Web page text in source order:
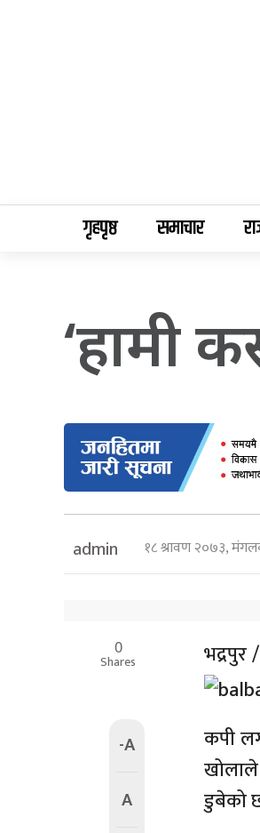
गृहपृष्ठ समाचार
‘हामी
admin १८ श्रावण २०७३,
0
Shares
-A
A
कपी
डुबेको